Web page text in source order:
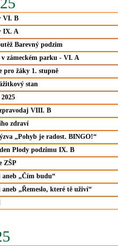
VI. B
IX. A
Barevný podzim
zámeckém parku - VI. A
pro žáky 1. stupně
stan
VIII. B
zdraví
„Pohyb je radost. BINGO!“
Plody podzimu IX. B
ZŠP
aneb „Čím budu“
„Řemeslo, které tě uživí“